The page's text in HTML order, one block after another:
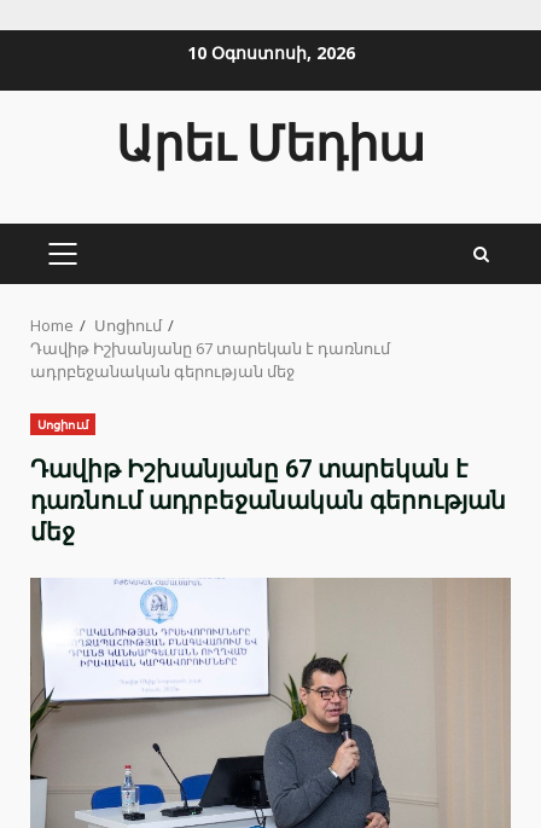
10 Օգոստոսի, 2026
Արեւ Մեդիա
PRIMARY
Home
Սոցիում
Դավիթ Իշխանյանը 67 տարեկան է դառնում
ադրբեջանական գերության մեջ
Սոցիում
Դավիթ Իշխանյանը 67 տարեկան է
դառնում ադրբեջանական գերության
մեջ